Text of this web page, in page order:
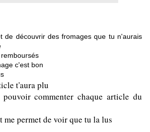
de découvrir des fromages que tu n'aurais
c'est bon
t'aura plu
commenter chaque article du
permet de voir que tu la lus